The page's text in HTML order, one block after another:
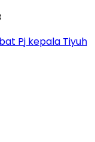
Pj kepala Tiyuh